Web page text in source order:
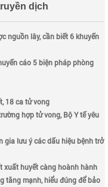
dịch
nguồn lây, cần biết 6 khuyến
cáo 5 biện pháp phòng
18 ca tử vong
hợp tử vong, Bộ Y tế yêu
gia lưu ý các dấu hiệu bệnh trở
xuất huyết càng hoành hành
tăng mạnh, hiểu đúng để bảo